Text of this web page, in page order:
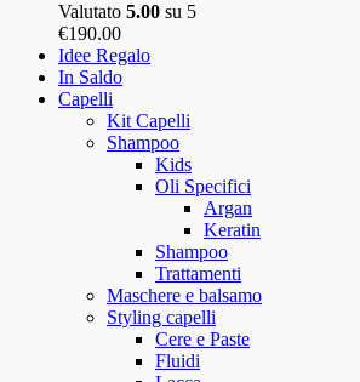
Valutato 5.00 su 5
€190.00
Idee Regalo
In Saldo
Capelli
Kit Capelli
Shampoo
Kids
Oli Specifici
Argan
Keratin
Shampoo
Trattamenti
Maschere e balsamo
Styling capelli
Cere e Paste
Fluidi